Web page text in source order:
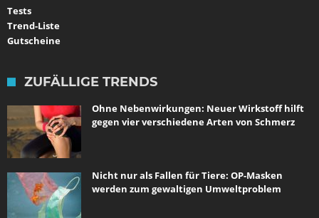
Tests
Trend-Liste
Gutscheine
ZUFÄLLIGE TRENDS
Ohne Nebenwirkungen: Neuer Wirkstoff hilft
gegen vier verschiedene Arten von Schmerz
Nicht nur als Fallen für Tiere: OP-Masken
werden zum gewaltigen Umweltproblem